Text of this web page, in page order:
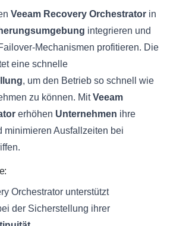
Veeam Recovery Orchestrator in
integrieren und
Mechanismen profitieren. Die
eine schnelle
, um den Betrieb so schnell wie
zu können. MitVeeam
erhöhen Unternehmen ihre
minimieren Ausfallzeiten bei
Orchestrator unterstützt
der Sicherstellung ihrer